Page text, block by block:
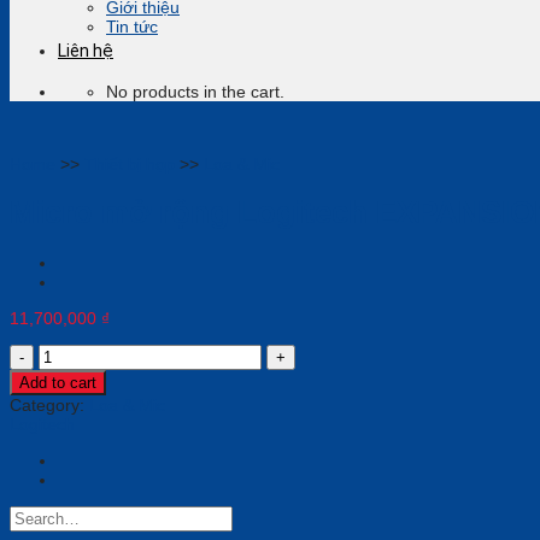
Giới thiệu
Tin tức
Liên hệ
No products in the cart.
>> >>
11,700,000 ₫
Micro
mở
rộng
Logitech
3.5
MM
(989-
000171)
Add to cart
Category: